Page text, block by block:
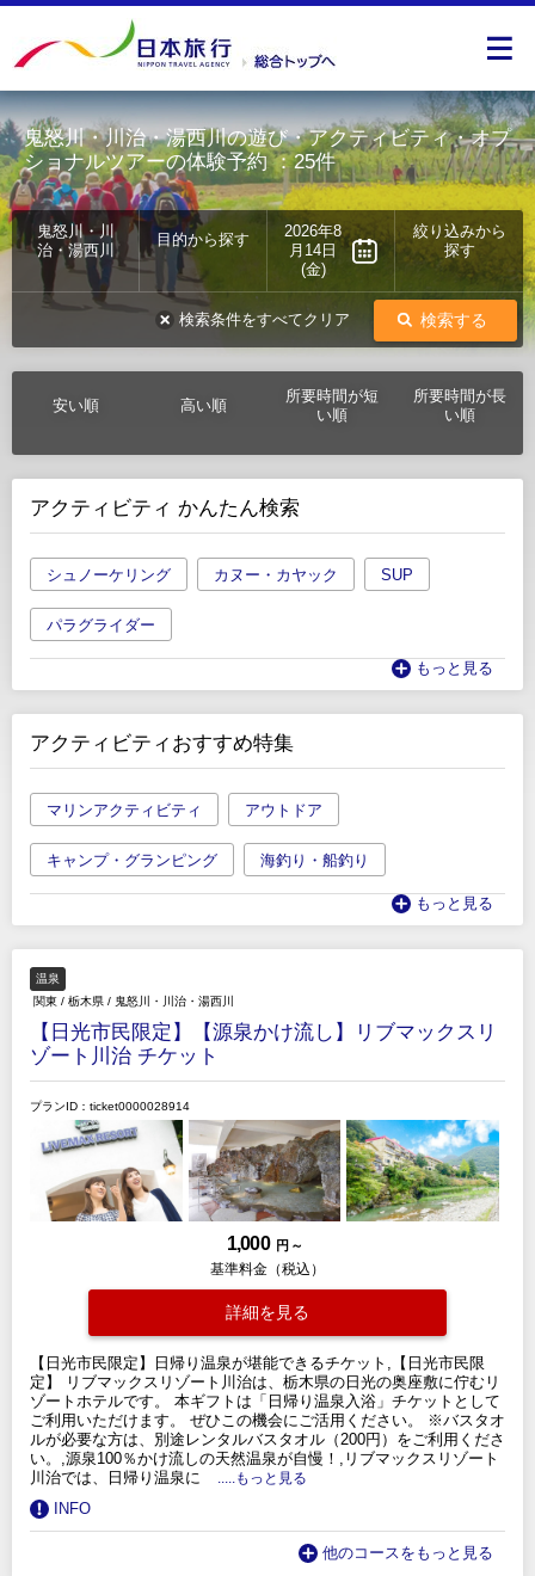
鬼怒川・川治・湯西川の遊び・アクティビティ・オプ
ショナルツアーの体験予約：25件
鬼怒川・川
治・湯西川
目的から探す
2026年8
月14日
(金)
絞り込みから
探す
検索する
検索条件をすべてクリア
安い順 高い順
所要時間が短
い順
所要時間が長
い順
アクティビティ かんたん検索
シュノーケリング カヌー・カヤック SUP
パラグライダー
もっと見る
アクティビティおすすめ特集
マリンアクティビティ アウトドア
キャンプ・グランピング 海釣り・船釣り
もっと見る
温泉
関東 / 栃木県 / 鬼怒川・川治・湯西川
【日光市民限定】【源泉かけ流し】リブマックスリ
ゾート川治 チケット
プランID：ticket0000028914
1,000 円 ～
基準料金（税込）
詳細を見る
【日光市民限定】日帰り温泉が堪能できるチケット,【日光市民限
定】 リブマックスリゾート川治は、栃木県の日光の奥座敷に佇むリ
ゾートホテルです。 本ギフトは「日帰り温泉入浴」チケットとして
ご利用いただけます。 ぜひこの機会にご活用ください。 ※バスタオ
ルが必要な方は、別途レンタルバスタオル（200円）をご利用くださ
い。,源泉100％かけ流しの天然温泉が自慢！,リブマックスリゾート
川治では、日帰り温泉に
.....もっと見る
INFO
他のコースをもっと見る